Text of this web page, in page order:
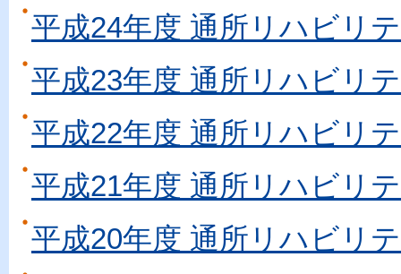
平成24年度 通所リハビリ
平成23年度 通所リハビリ
平成22年度 通所リハビリ
平成21年度 通所リハビリ
平成20年度 通所リハビリ